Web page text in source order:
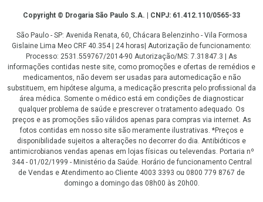
CopyrightCopyright © Drogaria São Paulo S.A. | CNPJ: 61.412.110/0565-33
São Paulo - SP: Avenida Renata, 60, Chácara Belenzinho - Vila Formosa
Gislaine Lima Meo CRF 40.354 | 24 horas| Autorização de funcionamento:
Processo: 2531.559767/2014-90 Autorização/MS: 7.31847.3 | As
informações contidas neste site, como promoções e ofertas de remédios e
medicamentos, não devem ser usadas para automedicação e não
substituem, em hipótese alguma, a medicação prescrita pelo profissional da
área médica. Somente o médico está em condições de diagnosticar
qualquer problema de saúde e prescrever o tratamento adequado. Os
preços e as promoções são válidos apenas para compras via internet. As
fotos contidas em nosso site são meramente ilustrativas. *Preços e
disponibilidade sujeitos a alterações no decorrer do dia. Antibióticos e
antimicrobianos vendas apenas em lojas físicas ou televendas. Portaria nº
344 - 01/02/1999 - Ministério da Saúde. Horário de funcionamento Central
de Vendas e Atendimento ao Cliente 4003 3393 ou 0800 779 8767 de
domingo a domingo das 08h00 às 20h00.